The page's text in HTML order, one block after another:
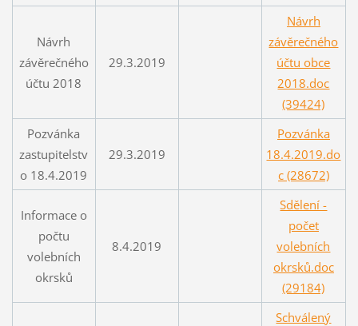
Návrh
závěrečného
účtu 2018
29.3.2019
Návrh
závěrečného
účtu obce
2018.doc
(39424)
Pozvánka
zastupitelstv
o 18.4.2019
29.3.2019
Pozvánka
18.4.2019.do
c (28672)
Informace o
počtu
volebních
okrsků
8.4.2019
Sdělení -
počet
volebních
okrsků.doc
(29184)
Schválený